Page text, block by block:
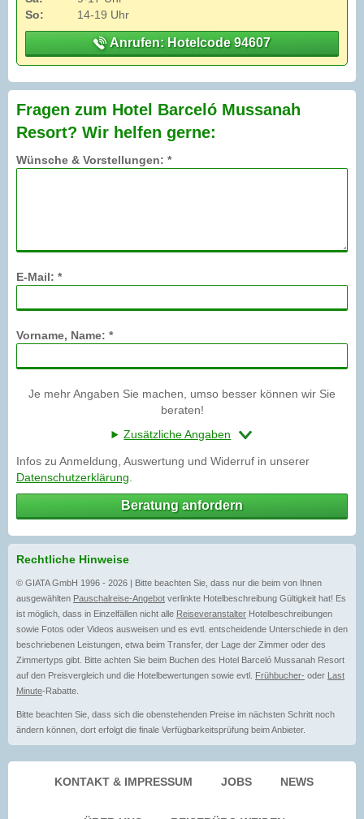
So:
14-19 Uhr
Anrufen: Hotelcode 94607
Fragen zum Hotel Barceló Mussanah
Resort? Wir helfen gerne:
Wünsche & Vorstellungen: *
E-Mail: *
Vorname, Name: *
Je mehr Angaben Sie machen, umso besser können wir Sie
beraten!
Zusätzliche Angaben
Infos zu Anmeldung, Auswertung und Widerruf in unserer
Datenschutzerklärung
Beratung anfordern
Rechtliche Hinweise
© GIATA GmbH 1996 - 2026 | Bitte beachten Sie, dass nur die beim von Ihnen
ausgewählten Pauschalreise-Angebot verlinkte Hotelbeschreibung Gültigkeit hat! Es
ist möglich, dass in Einzelfällen nicht alle Reiseveranstalter Hotelbeschreibungen
sowie Fotos oder Videos ausweisen und es evtl. entscheidende Unterschiede in den
beschriebenen Leistungen, etwa beim Transfer, der Lage der Zimmer oder des
Zimmertyps gibt. Bitte achten Sie beim Buchen des Hotel Barceló Mussanah Resort
auf den Preisvergleich und die Hotelbewertungen sowie evtl. Frühbucher- oder Last
Minute-Rabatte.
Bitte beachten Sie, dass sich die obenstehenden Preise im nächsten Schritt noch
ändern können, dort erfolgt die finale Verfügbarkeitsprüfung beim Anbieter.
KONTAKT & IMPRESSUM JOBS NEWS